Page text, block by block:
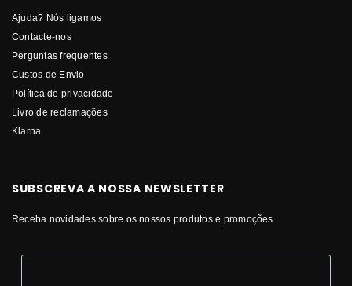
Ajuda? Nós ligamos
Contacte-nos
Perguntas frequentes
Custos de Envio
Política de privacidade
Livro de reclamações
Klarna
SUBSCREVA A NOSSA NEWSLETTER
Receba novidades sobre os nossos produtos e promoções.